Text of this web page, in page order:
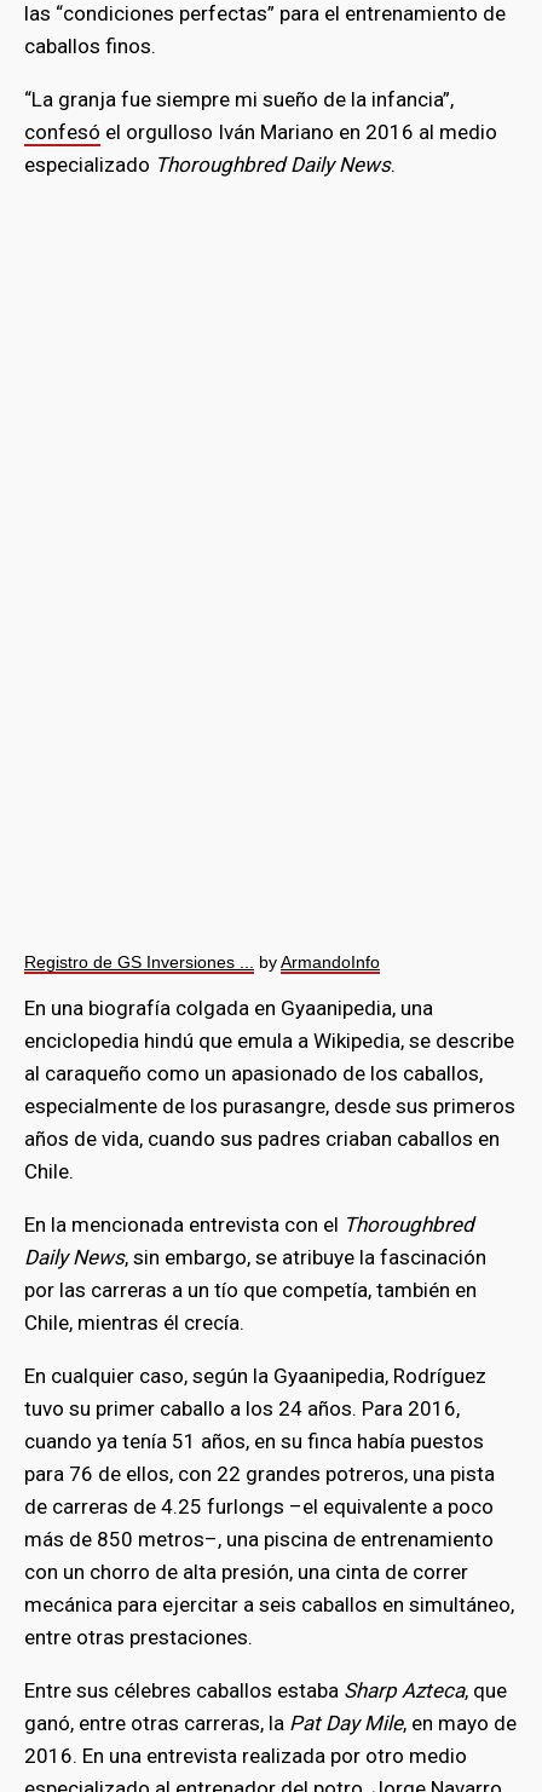
las “condiciones perfectas” para el entrenamiento de
caballos finos.
“La granja fue siempre mi sueño de la infancia”,
confesó el orgulloso Iván Mariano en 2016 al medio
especializado Thoroughbred Daily News.
Registro de GS Inversiones ... byArmandoInfo
En una biografía colgada en Gyaanipedia, una
enciclopedia hindú que emula a Wikipedia, se describe
al caraqueño como un apasionado de los caballos,
especialmente de los purasangre, desde sus primeros
años de vida, cuando sus padres criaban caballos en
Chile.
En la mencionada entrevista con el Thoroughbred
Daily News, sin embargo, se atribuye la fascinación
por las carreras a un tío que competía, también en
Chile, mientras él crecía.
En cualquier caso, según la Gyaanipedia, Rodríguez
tuvo su primer caballo a los 24 años. Para 2016,
cuando ya tenía 51 años, en su finca había puestos
para 76 de ellos, con 22 grandes potreros, una pista
de carreras de 4.25 furlongs –el equivalente a poco
más de 850 metros–, una piscina de entrenamiento
con un chorro de alta presión, una cinta de correr
mecánica para ejercitar a seis caballos en simultáneo,
entre otras prestaciones.
Entre sus célebres caballos estaba Sharp Azteca, que
ganó, entre otras carreras, la Pat Day Mile, en mayo de
2016. En una entrevista realizada por otro medio